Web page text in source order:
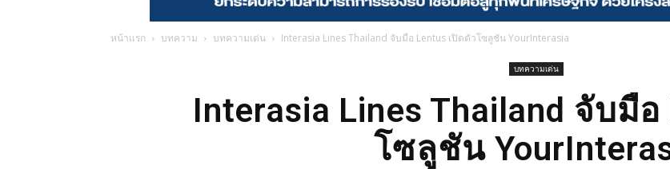
หน้าแรก บทความ บทความเด่น Interasia Lines Thailand จับมือ Lentus เปิดตัวโซลูชัน YourInterasia
บทความเด่น
Interasia Lines Thailand จับมื
โซลูชัน